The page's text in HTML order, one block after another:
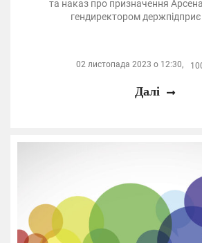
та наказ про призначення
гендиректором
02 листопада 2023 о 12:30,
Далі